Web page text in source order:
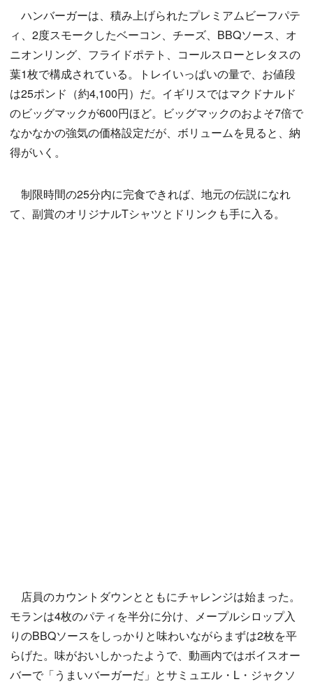
ハンバーガーは、積み上げられたプレミアムビーフパテ
ィ、2度スモークしたベーコン、チーズ、BBQソース、オ
ニオンリング、フライドポテト、コールスローとレタスの
葉1枚で構成されている。トレイいっぱいの量で、お値段
は25ポンド（約4,100円）だ。イギリスではマクドナルド
のビッグマックが600円ほど。ビッグマックのおよそ7倍で
なかなかの強気の価格設定だが、ボリュームを見ると、納
得がいく。
制限時間の25分内に完食できれば、地元の伝説になれ
て、副賞のオリジナルTシャツとドリンクも手に入る。
店員のカウントダウンとともにチャレンジは始まった。
モランは4枚のパティを半分に分け、メープルシロップ入
りのBBQソースをしっかりと味わいながらまずは2枚を平
らげた。味がおいしかったようで、動画内ではボイスオー
バーで「うまいバーガーだ」とサミュエル・L・ジャクソ